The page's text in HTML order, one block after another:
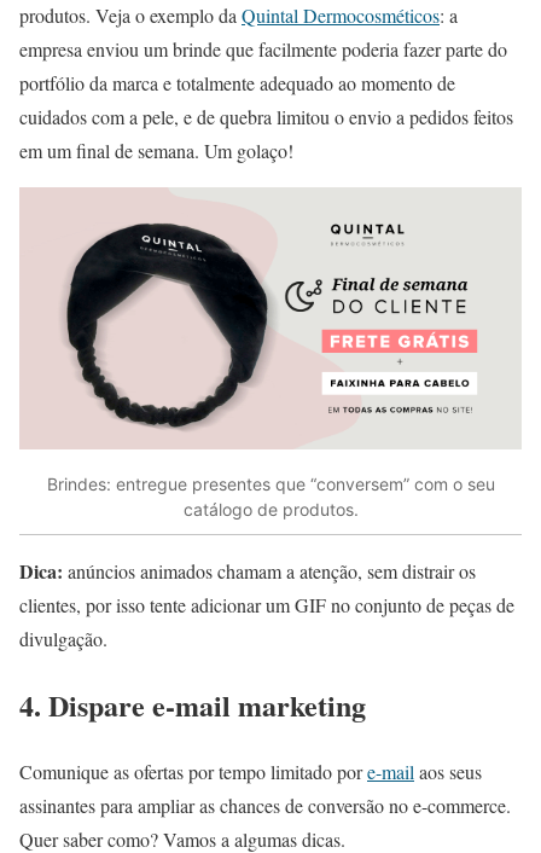
produtos. Veja o exemplo da Quintal Dermocosméticos: a
empresa enviou um brinde que facilmente poderia fazer parte do
portfólio da marca e totalmente adequado ao momento de
cuidados com a pele, e de quebra limitou o envio a pedidos feitos
em um final de semana. Um golaço!
Brindes: entregue presentes que “conversem” com o seu
catálogo de produtos.
Dica: anúncios animados chamam a atenção, sem distrair os
clientes, por isso tente adicionar um GIF no conjunto de peças de
divulgação.
4. Dispare e-mail marketing
Comunique as ofertas por tempo limitado pore-mail aos seus
assinantes para ampliar as chances de conversão no e-commerce.
Quer saber como? Vamos a algumas dicas.